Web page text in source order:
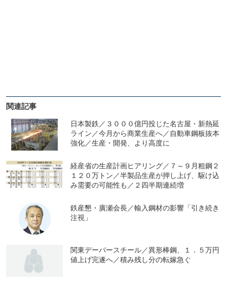
関連記事
日本製鉄／３０００億円投じた名古屋・新熱延
ライン／今月から商業生産へ／自動車鋼板抜本
強化／生産・開発、より高度に
経産省の生産計画ヒアリング／７～９月粗鋼２
１２０万トン／半製品生産が押し上げ、駆け込
み需要の可能性も／２四半期連続増
鉄産懇・廣瀬会長／輸入鋼材の影響「引き続き
注視」
関東デーバースチール／異形棒鋼、１．５万円
値上げ完遂へ／積み残し分の転嫁急ぐ